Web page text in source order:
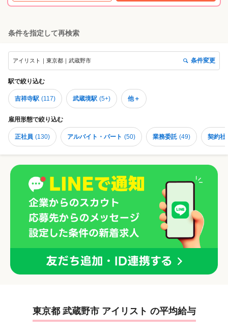
集客のためだけではなく、お客様の魅力をより引き出す表現力や感性を
そのすべてを磨きながら、お客様から「あなたにお願いしたい」と選ば
れる技術者を一緒に目指していきましょう
条件を指定して再検索
アイリスト｜東京都｜武蔵野市 条件変更
駅で絞り込む
吉祥寺駅 (117) 武蔵境駅 (5+) 他＋
雇用形態で絞り込む
正社員 (130) アルバイト・パート (50) 業務委託 (49) 契約社
東京都 武蔵野市 アイリスト の平均給与